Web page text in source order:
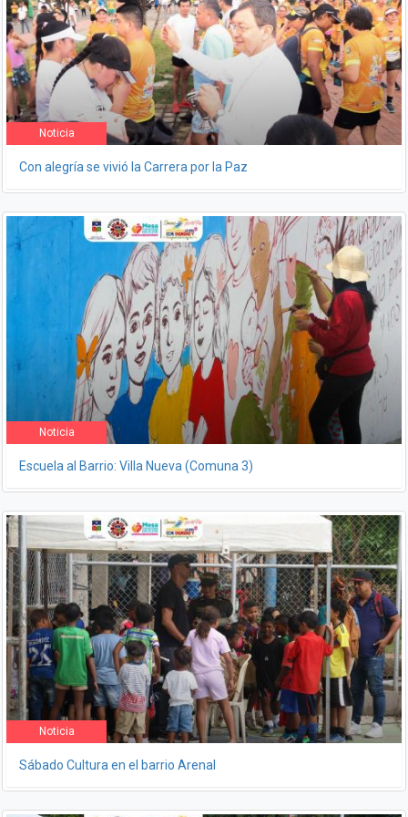
Noticia
Con alegría se vivió la Carrera por la Paz
Noticia
Escuela al Barrio: Villa Nueva (Comuna 3)
Noticia
Sábado Cultura en el barrio Arenal